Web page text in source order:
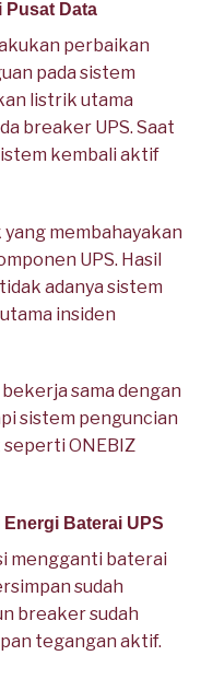
Pusat Data
perbaikan
pada sistem
listrik utama
breaker UPS. Saat
kembali aktif
membahayakan
UPS. Hasil
adanya sistem
insiden
sama dengan
sistem penguncian
ONEBIZ
Baterai UPS
mengganti baterai
sudah
breaker sudah
tegangan aktif.